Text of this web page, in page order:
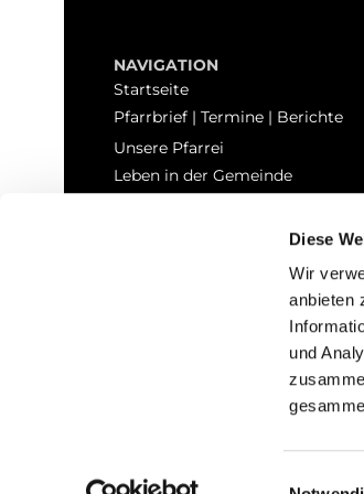
Diese
Wir
anbieten
und
NAVIGATION
Startseite
Pfarrbrief | Termine | Berichte
Unsere Pfarrei
Leben in der Gemeinde